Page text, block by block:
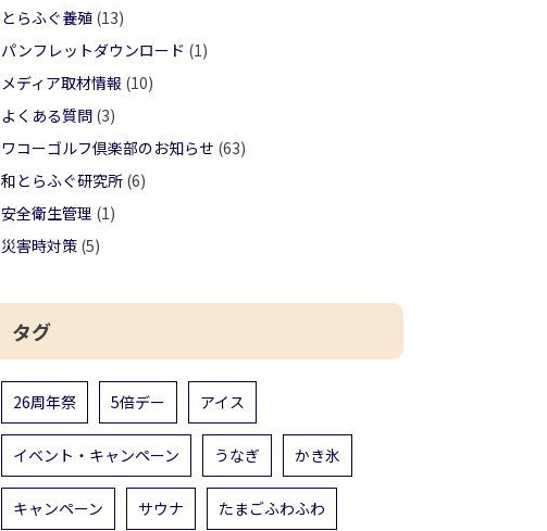
とらふぐ養殖 (13)
パンフレットダウンロード (1)
メディア取材情報 (10)
よくある質問 (3)
ワコーゴルフ倶楽部のお知らせ (63)
和とらふぐ研究所 (6)
安全衛生管理 (1)
災害時対策 (5)
タグ
26周年祭 5倍デー アイス
イベント・キャンペーン うなぎ かき氷
キャンペーン サウナ たまごふわふわ